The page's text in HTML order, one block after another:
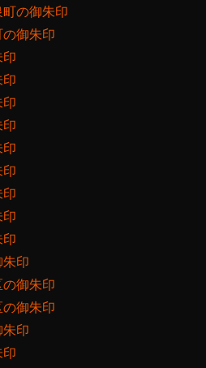
の御朱印
御朱印
印
御朱印
御朱印
印